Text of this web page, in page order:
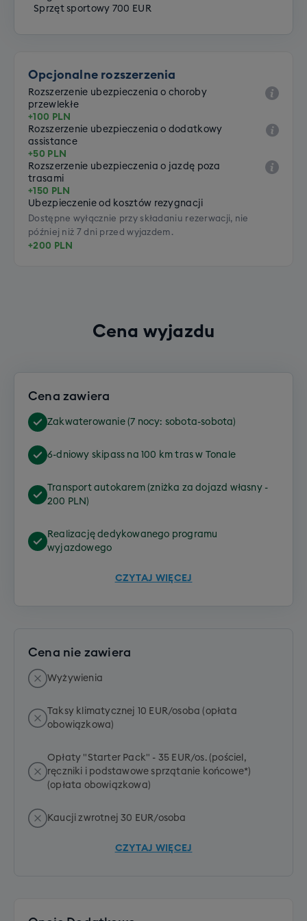
Sprzęt sportowy 700 EUR
Opcjonalne rozszerzenia
Rozszerzenie ubezpieczenia o choroby
przewlekłe
+100 PLN
Rozszerzenie ubezpieczenia o dodatkowy
assistance
+50 PLN
Rozszerzenie ubezpieczenia o jazdę poza
trasami
+150 PLN
Ubezpieczenie od kosztów rezygnacji
Dostępne wyłącznie przy składaniu rezerwacji, nie
później niż 7 dni przed wyjazdem.
+200 PLN
Cena wyjazdu
Cena zawiera
Zakwaterowanie (7 nocy: sobota-sobota)
6-dniowy skipass na 100 km tras w Tonale
Transport autokarem (zniżka za dojazd własny -
200 PLN)
Realizację dedykowanego programu
wyjazdowego
CZYTAJ WIĘCEJ
Cena nie zawiera
Wyżywienia
Taksy klimatycznej 10 EUR/osoba (opłata
obowiązkowa)
Opłaty "Starter Pack" - 35 EUR/os. (pościel,
ręczniki i podstawowe sprzątanie końcowe*)
(opłata obowiązkowa)
Kaucji zwrotnej 30 EUR/osoba
CZYTAJ WIĘCEJ